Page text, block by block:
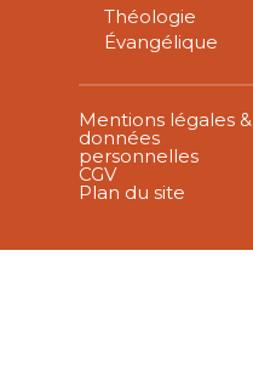
Théologie
Évangélique
Mentions légales &
données
personnelles
CGV
Plan du site